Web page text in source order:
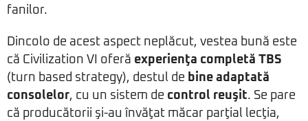
fanilor.
Dincolo de acest aspect neplăcut, vestea bună este
că Civilization VI oferă experienţa completă TBS
(turn based strategy), destul de bine adaptată
consolelor, cu un sistem de control reuşit. Se pare
că producătorii şi-au învăţat măcar parţial lecţia,